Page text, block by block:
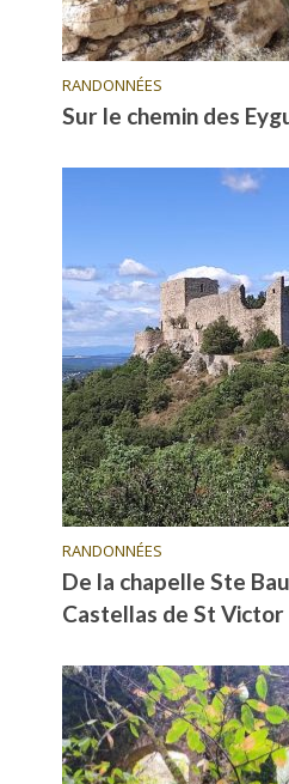
RANDONNÉES
Sur le chemin des
RANDONNÉES
De la chapelle Ste
Castellas de St Victor